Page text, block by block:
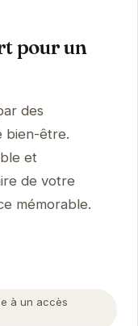
pour un
des
bien-être.
et
de votre
mémorable.
à un accès